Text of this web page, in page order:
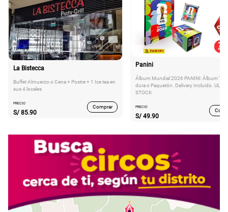
La Bistecca
Buffet Almuerzo o Cena + Postre + 1 Ice tea en
sus 4 locales
PRECIO
S/ 85.90
Comprar
Panini
Álbum Mundial 2026 PANINI: Álbum
dura o Paquetón. Delivery Incluido.
STOCK
PRECIO
S/ 49.90